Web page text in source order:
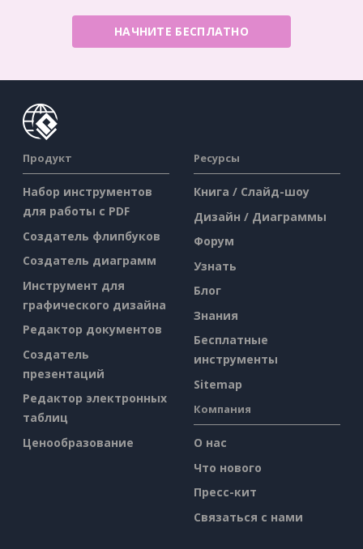
НАЧНИТЕ БЕСПЛАТНО
Продукт
Набор инструментов
для работы с PDF
Создатель флипбуков
Создатель диаграмм
Инструмент для
графического дизайна
Редактор документов
Создатель
презентаций
Редактор электронных
таблиц
Ценообразование
Ресурсы
Книга / Слайд-шоу
Дизайн / Диаграммы
Форум
Узнать
Блог
Знания
Бесплатные
инструменты
Sitemap
Компания
О нас
Что нового
Пресс-кит
Связаться с нами